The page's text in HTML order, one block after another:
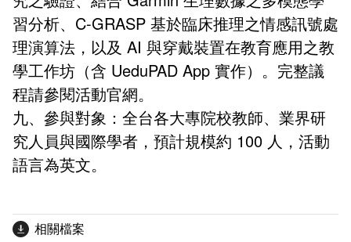
習分析、C-GRASP 基於臨床推理之情感訊號處
理演算法，以及 AI 與穿戴裝置在教育應用之教
學工作坊 （含 UeduPAD App 實作）。完整議
程請參閱活動官網。
九、參與對象：全台各大專院校教師、業界研
究人員與國際學者，預計規模約 100 人，活動
語言為英文。
相關檔案